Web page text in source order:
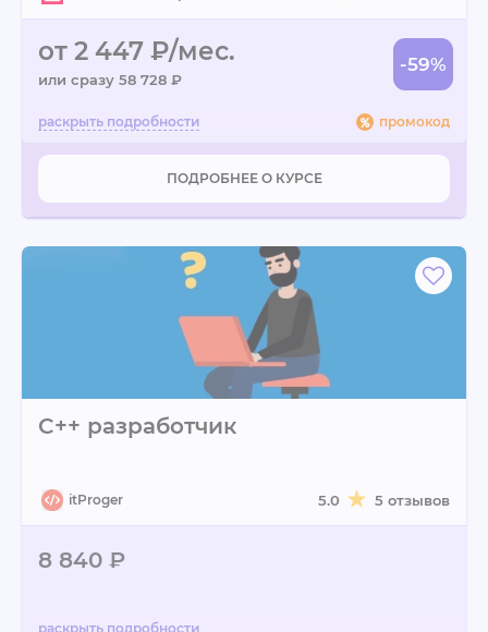
от 2 447 ₽/мес.
или сразу 58 728 ₽
-59%
промокод
ПОДРОБНЕЕ О КУРСЕ
C++ разработчик
itProger 5.0 5 отзывов
8 840 ₽